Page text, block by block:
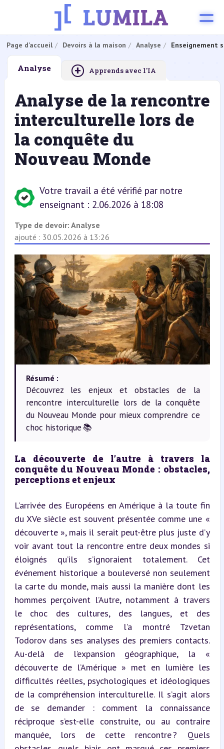
Page d’accueil Devoirs à la maison Analyse Enseignement
Analyse + Apprends avec l'IA
Analyse de la rencontre
interculturelle lors de
la conquête du
Nouveau Monde
Votre travail a été vérifié par notre
enseignant : 2.06.2026 à 18:08
Type de devoir: Analyse
ajouté : 30.05.2026 à 13:26
Résumé :
Découvrez les enjeux et obstacles de la
rencontre interculturelle lors de la conquête
du Nouveau Monde pour mieux comprendre ce
choc historique 📚
La découverte de l’autre à travers la
conquête du Nouveau Monde : obstacles,
perceptions et enjeux
L’arrivée des Européens en Amérique à la toute fin
du XVe siècle est souvent présentée comme une «
découverte », mais il serait peut-être plus juste d’y
voir avant tout la rencontre entre deux mondes si
éloignés qu’ils s’ignoraient totalement. Cet
événement historique a bouleversé non seulement
la carte du monde, mais aussi la manière dont les
hommes perçoivent l’Autre, notamment à travers
le choc des cultures, des langues, et des
représentations, comme l’a montré Tzvetan
Todorov dans ses analyses des premiers contacts.
Au-delà de l’expansion géographique, la «
découverte de l’Amérique » met en lumière les
difficultés réelles, psychologiques et idéologiques
de la compréhension interculturelle. Il s’agit alors
de se demander : comment la connaissance
réciproque s’est-elle construite, ou au contraire
manquée, lors de cette rencontre ? Quels